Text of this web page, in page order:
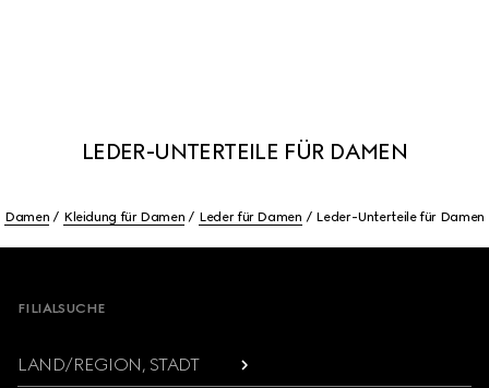
LEDER-UNTERTEILE FÜR DAMEN
Damen Kleidung für Damen Leder für Damen Leder-Unterteile für Damen
FILIALSUCHE
LAND/REGION, STADT